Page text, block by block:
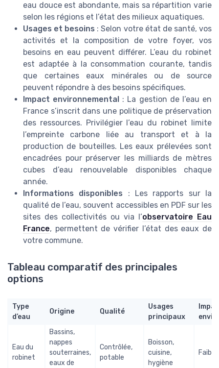
eau douce est abondante, mais sa répartition varie
selon les régions et l’état des milieux aquatiques.
Usages et besoins : Selon votre état de santé, vos
activités et la composition de votre foyer, vos
besoins en eau peuvent différer. L’eau du robinet
est adaptée à la consommation courante, tandis
que certaines eaux minérales ou de source
peuvent répondre à des besoins spécifiques.
Impact environnemental
: La gestion de l’eau en
France s’inscrit dans une politique de préservation
des ressources. Privilégier l’eau du robinet limite
l’empreinte carbone liée au transport et à la
production de bouteilles. Les eaux prélevées sont
encadrées pour préserver les milliards de mètres
cubes d’eau renouvelable disponibles chaque
année.
Informations disponibles : Les rapports sur la
qualité de l’eau, souvent accessibles en PDF sur les
sites des collectivités ou via l’observatoire Eau
France, permettent de vérifier l’état des eaux de
votre commune.
Tableau comparatif des principales
options
Type
d’eau
Origine Qualité
Usages
principaux
Eau du
robinet
Bassins,
nappes
souterraines,
eaux de
Contrôlée,
potable
Boisson,
cuisine,
hygiène
Faible